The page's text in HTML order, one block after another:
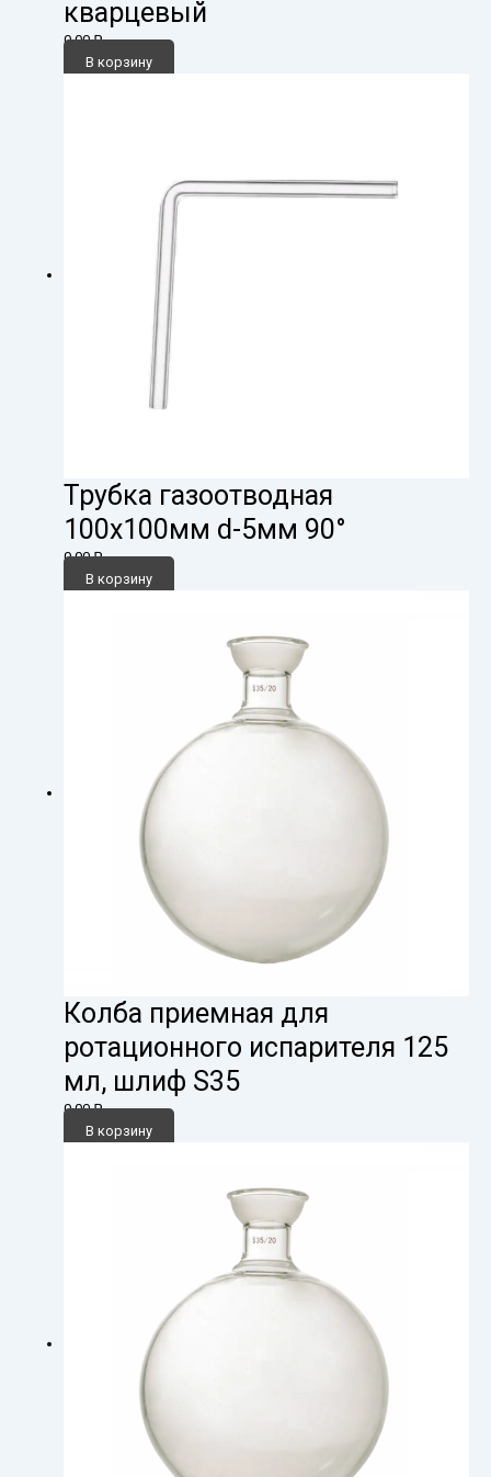
кварцевый
0,00₽
В корзину
Трубка газоотводная
100х100мм d-5мм 90°
0,00₽
В корзину
Колба приемная для
ротационного испарителя 125
мл, шлиф S35
0,00₽
В корзину